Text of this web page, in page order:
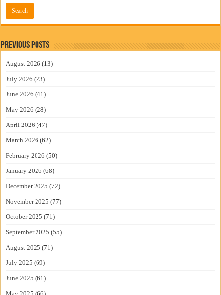
Previous Posts
August 2026 (13)
July 2026 (23)
June 2026 (41)
May 2026 (28)
April 2026 (47)
March 2026 (62)
February 2026 (50)
January 2026 (68)
December 2025 (72)
November 2025 (77)
October 2025 (71)
September 2025 (55)
August 2025 (71)
July 2025 (69)
June 2025 (61)
May 2025 (66)